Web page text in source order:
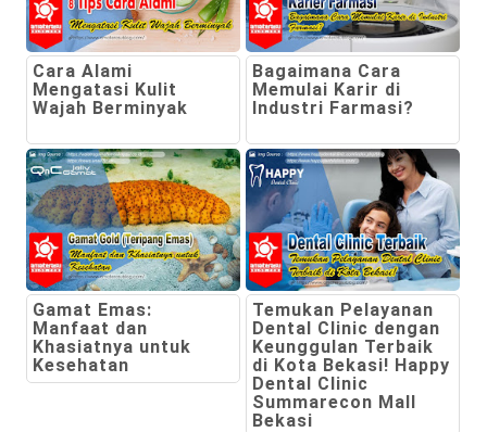
Cara Alami
Mengatasi Kulit
Wajah Berminyak
Bagaimana Cara
Memulai Karir di
Industri Farmasi?
Gamat Emas:
Manfaat dan
Khasiatnya untuk
Kesehatan
Temukan Pelayanan
Dental Clinic dengan
Keunggulan Terbaik
di Kota Bekasi! Happy
Dental Clinic
Summarecon Mall
Bekasi